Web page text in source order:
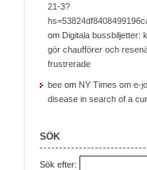
21-3?
om Digitala bussbiljetter:
gör chaufförer och
frustrerade
bee om NY Times om e-
disease in search of a
SÖK
Sök efter: